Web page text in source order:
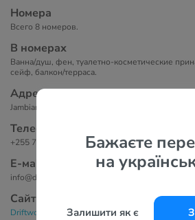
Бажаєте
на
Залишити як є
Номера
Всего 8 номеров.
В номерах
Ванна/душ, фен, туалетно-косметические
сейф, балкон/терраса.
Адрес
Jambiani Beach, Jambiani 1000, Tanzania
Телефоны
+255 774 236 455
Е-маil
info@driftwoodbeachlodge.com
Сайт
Driftwood Beach Lodge 3*